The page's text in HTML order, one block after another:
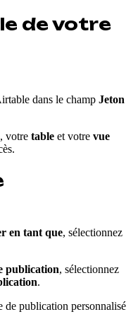
de votre
dans le champ Jeton
votre table et votre vue
en tant que, sélectionnez
publication, sélectionnez
.
de publication personnalisé